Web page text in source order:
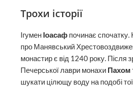
Трохи історії
Ігумен Іоасаф починає спочатку.
про Манявський
монастир є від 1240 року. Після
Печерської лаври монахи Пахом
шукати цілющу воду на подобі